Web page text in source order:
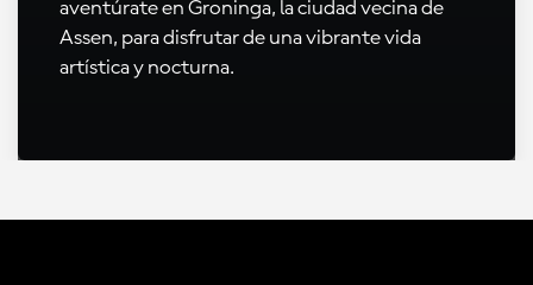
aventúrate en Groninga, la ciudad vecina de
Assen, para disfrutar de una vibrante vida
artística y nocturna.